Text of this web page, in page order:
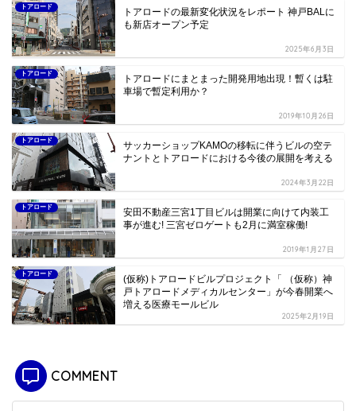
トアロード
トアロードの最新変化状況をレポート 神戸BALに
も新店オープン予定
2025年6月3日
トアロード
トアロードにまとまった開発用地出現！暫くは駐
車場で暫定利用か？
2019年10月26日
トアロード
サッカーショップKAMOの移転に伴うビルの空テ
ナントとトアロードにおける今後の展開を考える
2024年3月22日
トアロード
安田不動産三宮1丁目ビルは開業に向けて内装工
事が進む! 三宮ゼロゲートも2月に満室稼働!
2019年1月27日
トアロード
(仮称)トアロードビルプロジェクト「 （仮称）神
戸トアロードメディカルセンター」が今春開業へ
増える医療モールビル
2025年2月19日
COMMENT